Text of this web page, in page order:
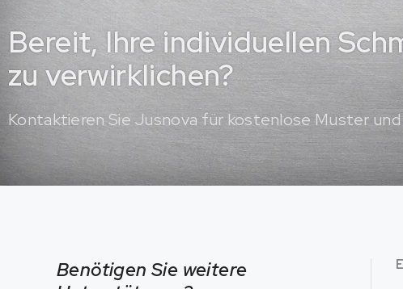
Bereit, Ihre individuellen
zu verwirklichen?
Kontaktieren Sie Jusnova für kostenlose Muster
Benötigen Sie weitere